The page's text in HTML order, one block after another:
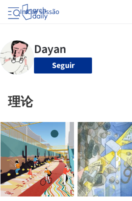
Iniciar sessão
Seguir
理论